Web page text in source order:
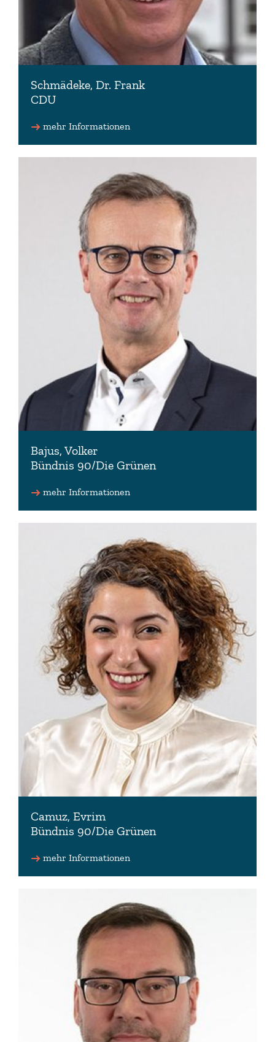
Schmädeke, Dr. Frank
CDU
Landwirtschaft und Verbraucherschutz
kontakt(at)frank-schmaedeke.de
www.frank-schmaedeke.de
mehr Informationen
Bajus, Volker
Bündnis 90/Die Grünen
Grünen
volker.bajus(at)lt.niedersachsen.de
www.volker-bajus.de
mehr Informationen
Camuz, Evrim
Bündnis 90/Die Grünen
Vorsitzende der Datenschutzkommission
evrim.camuz(at)lt.niedersachsen.de
mehr Informationen